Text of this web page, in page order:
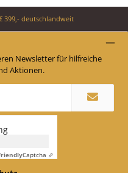
399,- deutschlandweit
Newsletter für hilfreiche
Aktionen.
Captcha ⇗